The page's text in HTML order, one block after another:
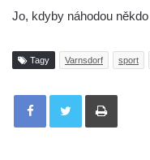
Jo, kdyby náhodou
Tagy Varnsdorf sport